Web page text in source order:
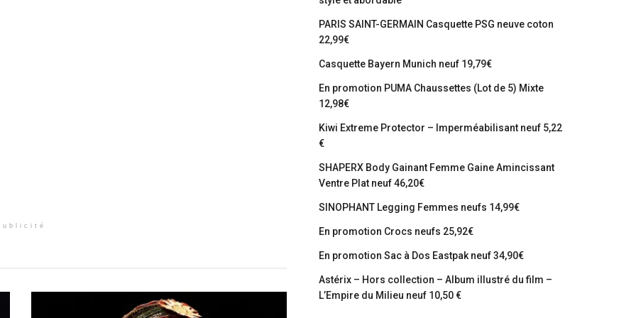
PARIS SAINT-GERMAIN Casquette PSG neuve coton
22,99€
Casquette Bayern Munich neuf 19,79€
En promotion PUMA Chaussettes (Lot de 5) Mixte
12,98€
Kiwi Extreme Protector – Imperméabilisant neuf 5,22
€
SHAPERX Body Gainant Femme Gaine Amincissant
Ventre Plat neuf 46,20€
SINOPHANT Legging Femmes neufs 14,99€
En promotion Crocs neufs 25,92€
En promotion Sac à Dos Eastpak neuf 34,90€
Astérix – Hors collection – Album illustré du film –
L’Empire du Milieu neuf 10,50 €